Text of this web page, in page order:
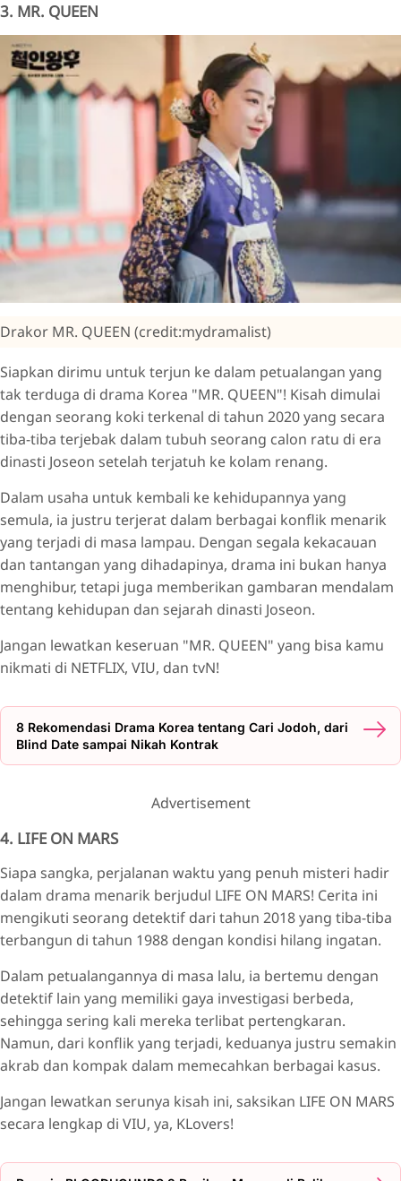
3. MR. QUEEN
Drakor MR. QUEEN (credit:mydramalist)
Siapkan dirimu untuk terjun ke dalam petualangan yang
tak terduga di drama Korea "MR. QUEEN"! Kisah dimulai
dengan seorang koki terkenal di tahun 2020 yang secara
tiba-tiba terjebak dalam tubuh seorang calon ratu di era
dinasti Joseon setelah terjatuh ke kolam renang.
Dalam usaha untuk kembali ke kehidupannya yang
semula, ia justru terjerat dalam berbagai konflik menarik
yang terjadi di masa lampau. Dengan segala kekacauan
dan tantangan yang dihadapinya, drama ini bukan hanya
menghibur, tetapi juga memberikan gambaran mendalam
tentang kehidupan dan sejarah dinasti Joseon.
Jangan lewatkan keseruan "MR. QUEEN" yang bisa kamu
nikmati di NETFLIX, VIU, dan tvN!
8 Rekomendasi Drama Korea tentang Cari Jodoh, dari
Blind Date sampai Nikah Kontrak
Advertisement
4. LIFE ON MARS
Siapa sangka, perjalanan waktu yang penuh misteri hadir
dalam drama menarik berjudul LIFE ON MARS! Cerita ini
mengikuti seorang detektif dari tahun 2018 yang tiba-tiba
terbangun di tahun 1988 dengan kondisi hilang ingatan.
Dalam petualangannya di masa lalu, ia bertemu dengan
detektif lain yang memiliki gaya investigasi berbeda,
sehingga sering kali mereka terlibat pertengkaran.
Namun, dari konflik yang terjadi, keduanya justru semakin
akrab dan kompak dalam memecahkan berbagai kasus.
Jangan lewatkan serunya kisah ini, saksikan LIFE ON MARS
secara lengkap di VIU, ya, KLovers!